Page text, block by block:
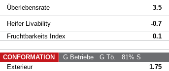
Überlebensrate
3.5
Heifer Livability
-0.7
Fruchtbarkeits Index
0.1
CONFORMATION
G BetriebeG Tö. 81% S
Exterieur
1.75